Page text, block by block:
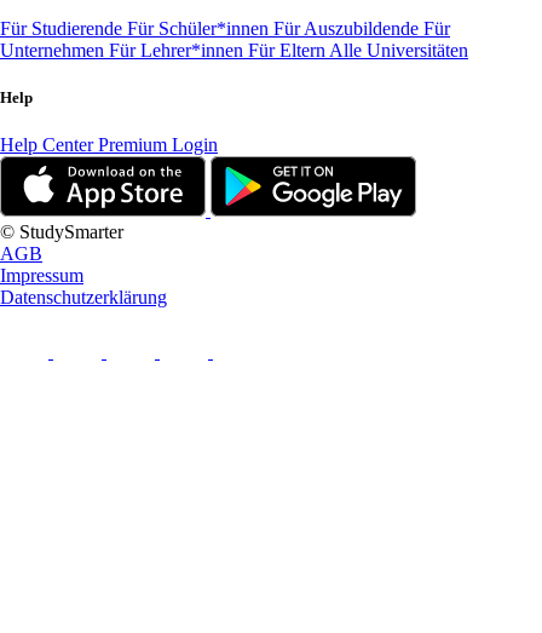
Für Studierende Für Schüler*innen Für Auszubildende Für
Unternehmen Für Lehrer*innen Für Eltern Alle Universitäten
Help
Help CenterPremium Login
© StudySmarter
AGB
Impressum
Datenschutzerklärung